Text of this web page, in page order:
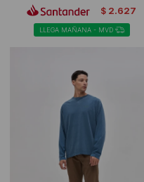
$ 2.627
LLEGA MAÑANA - MVD